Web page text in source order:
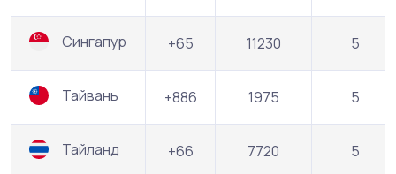
Сингапур +65 11230 5
Тайвань +886 1975 5
Тайланд +66 7720 5